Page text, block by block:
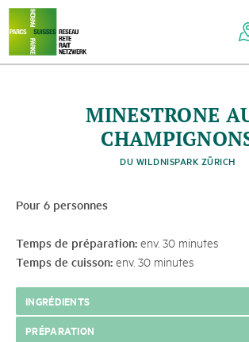
Naviguer
dans
réseau
Navigation
rapide
Vers le contenu principal
Vers la navigation mobile
Vers la recherche
Vers la zone des pieds
Vers le plan du site
MINESTRONE
DU WILDNISPARK ZÜRICH
Pour 6 personnes
Temps de préparation: env. 30 minutes
Temps de cuisson: env. 30 minutes
INGRÉDIENTS
PRÉPARATION